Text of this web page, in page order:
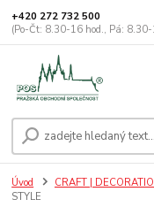
+420 272 732 500
(Po-Čt: 8.30-16 hod., Pá: 8.30-
Úvod CRAFT |
STYLE